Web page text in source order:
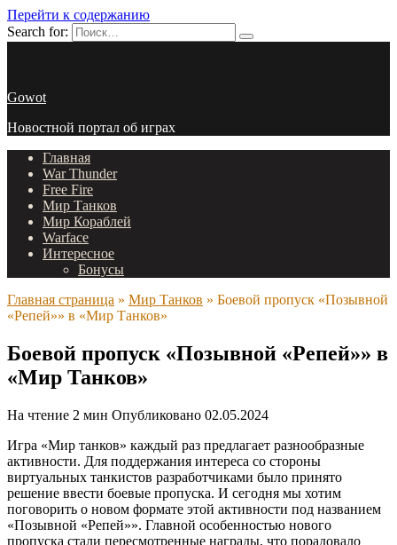
Перейти к содержанию
Search for:
Gowot
Новостной портал об играх
Главная
War Thunder
Free Fire
Мир Танков
Мир Кораблей
Warface
Интересное
Бонусы
Главная страница » Мир Танков » Боевой пропуск «Позывной
«Репей»» в «Мир Танков»
Боевой пропуск «Позывной «Репей»» в
«Мир Танков»
На чтение 2 мин Опубликовано 02.05.2024
Игра «Мир танков» каждый раз предлагает разнообразные
активности. Для поддержания интереса со стороны
виртуальных танкистов разработчиками было принято
решение ввести боевые пропуска. И сегодня мы хотим
поговорить о новом формате этой активности под названием
«Позывной «Репей»». Главной особенностью нового
пропуска стали пересмотренные награды, что порадовало